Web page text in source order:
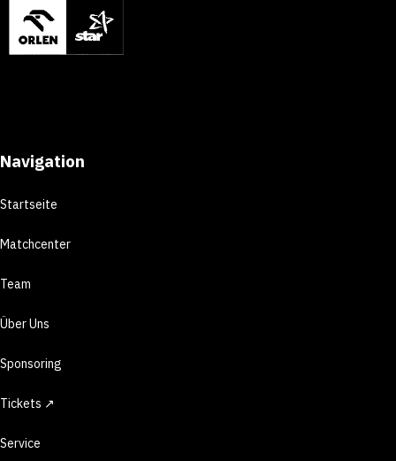
Navigation
Startseite
Matchcenter
Team
Über Uns
Sponsoring
Tickets ↗
Service